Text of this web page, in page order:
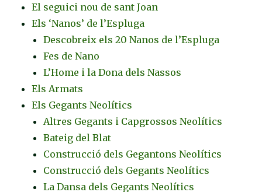
El seguici nou de sant Joan
Els ‘Nanos’ de l’Espluga
Descobreix els 20 Nanos de l’Espluga
Fes de Nano
L’Home i la Dona dels Nassos
Els Armats
Els Gegants Neolítics
Altres Gegants i Capgrossos Neolítics
Bateig del Blat
Construcció dels Gegantons Neolítics
Construcció dels Gegants Neolítics
La Dansa dels Gegants Neolítics